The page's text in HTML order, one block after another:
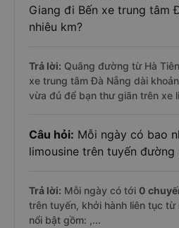
Giang đi Bến xe trung tâm
nhiêu km?
Trả lời: Quãng đường từ Hà
xe trung tâm Đà Nẵng dài
vừa đủ để bạn thư giãn trên xe
Câu hỏi: Mỗi ngày có bao
limousine trên tuyến đường
Trả lời: Mỗi ngày có tới 0
trên tuyến, khởi hành liên tục từ
nổi bật gồm: ,...